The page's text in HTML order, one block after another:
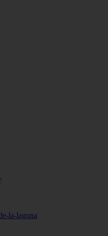
la-laguna